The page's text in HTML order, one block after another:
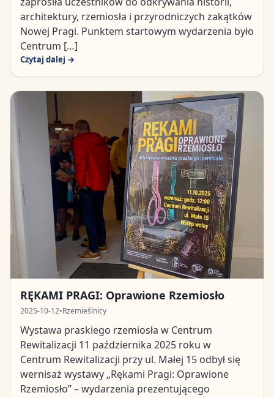
architektury, rzemiosła i przyrodniczych zakątków
Nowej Pragi. Punktem startowym wydarzenia było
Centrum […]
Czytaj dalej →
RĘKAMI PRAGI: Oprawione Rzemiosło
2025-10-12•Rzemieślnicy
Wystawa praskiego rzemiosła w Centrum
Rewitalizacji 11 października 2025 roku w
Centrum Rewitalizacji przy ul. Małej 15 odbył się
wernisaż wystawy „Rękami Pragi: Oprawione
Rzemiosło” – wydarzenia prezentującego